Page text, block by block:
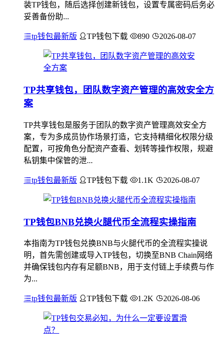
装TP钱包，随后选择创建新钱包，设置专属密码后务必
妥善备份助...
tp钱包最新版 TP钱包下载 890 2026-08-07
TP共享钱包，团队数字资产管理的高效安全方
案
TP共享钱包是服务于团队的数字资产管理高效安全方
案，专为多成员协作场景打造，它支持精细化权限分级
配置，可按角色分配资产查看、划转等操作权限，规避
私钥集中保管的泄...
tp钱包最新版 TP钱包下载 1.1K 2026-08-07
TP钱包BNB兑换火腿代币全流程实操指南
本指南为TP钱包兑换BNB与火腿代币的全流程实操说
明，首先需创建或导入TP钱包，切换至BNB Chain网络
并确保钱包内存有足额BNB，用于支付链上手续费与作
为...
tp钱包最新版 TP钱包下载 1.2K 2026-08-06